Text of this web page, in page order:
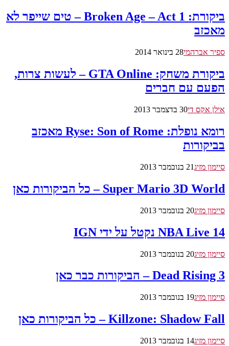
ביקורת: Broken Age – Act 1 – טים שייפר לא
מאכזב
ספיר אברהמי28 בינואר 2014
ביקורת משחק: GTA Online – לעשות צרות,
הפעם עם חברים
אילן אקס די30 בדצמבר 2013
רומא נופלת: Ryse: Son of Rome מאכזב
בביקורות
סיימון מזיג21 בנובמבר 2013
Super Mario 3D World – כל הביקורות כאן
סיימון מזיג20 בנובמבר 2013
NBA Live 14 נקטל על ידי IGN
סיימון מזיג20 בנובמבר 2013
Dead Rising 3 – הביקורות כבר כאן
סיימון מזיג19 בנובמבר 2013
Killzone: Shadow Fall – כל הביקורות כאן
סיימון מזיג14 בנובמבר 2013